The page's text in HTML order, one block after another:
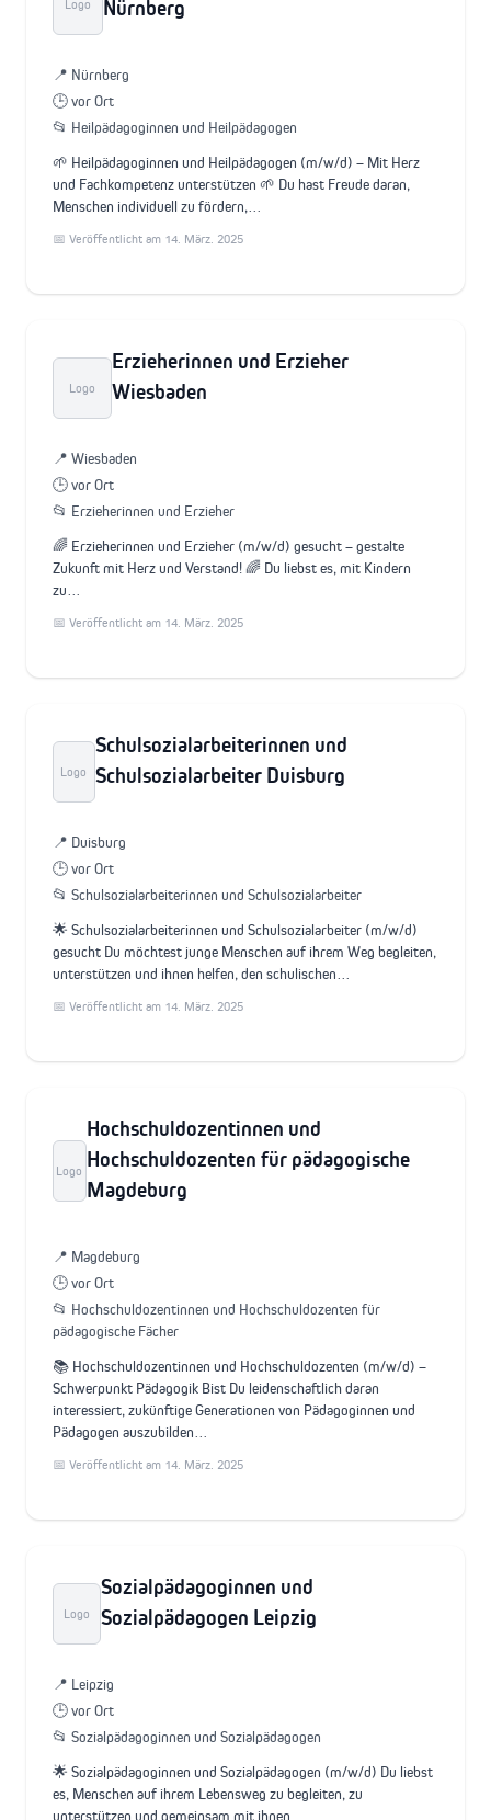
Logo Nürnberg
📍 Nürnberg
🕒 vor Ort
📂 Heilpädagoginnen und Heilpädagogen
🌱 Heilpädagoginnen und Heilpädagogen (m/w/d) – Mit Herz
und Fachkompetenz unterstützen 🌱 Du hast Freude daran,
Menschen individuell zu fördern,…
📅 Veröffentlicht am 14. März. 2025
Logo
Erzieherinnen und Erzieher
Wiesbaden
📍 Wiesbaden
🕒 vor Ort
📂 Erzieherinnen und Erzieher
🌈 Erzieherinnen und Erzieher (m/w/d) gesucht – gestalte
Zukunft mit Herz und Verstand! 🌈 Du liebst es, mit Kindern
zu…
📅 Veröffentlicht am 14. März. 2025
Logo
Schulsozialarbeiterinnen und
Schulsozialarbeiter Duisburg
📍 Duisburg
🕒 vor Ort
📂 Schulsozialarbeiterinnen und Schulsozialarbeiter
🌟 Schulsozialarbeiterinnen und Schulsozialarbeiter (m/w/d)
gesucht Du möchtest junge Menschen auf ihrem Weg begleiten,
unterstützen und ihnen helfen, den schulischen…
📅 Veröffentlicht am 14. März. 2025
Logo
Hochschuldozentinnen und
Hochschuldozenten für pädagogische
Magdeburg
📍 Magdeburg
🕒 vor Ort
📂 Hochschuldozentinnen und Hochschuldozenten für
pädagogische Fächer
📚 Hochschuldozentinnen und Hochschuldozenten (m/w/d) –
Schwerpunkt Pädagogik Bist Du leidenschaftlich daran
interessiert, zukünftige Generationen von Pädagoginnen und
Pädagogen auszubilden…
📅 Veröffentlicht am 14. März. 2025
Logo
Sozialpädagoginnen und
Sozialpädagogen Leipzig
📍 Leipzig
🕒 vor Ort
📂 Sozialpädagoginnen und Sozialpädagogen
🌟 Sozialpädagoginnen und Sozialpädagogen (m/w/d) Du liebst
es, Menschen auf ihrem Lebensweg zu begleiten, zu
unterstützen und gemeinsam mit ihnen…